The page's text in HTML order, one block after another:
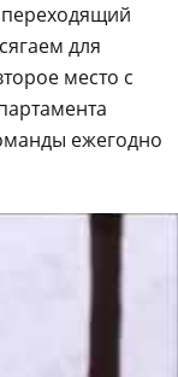
для
место с
ежегодно